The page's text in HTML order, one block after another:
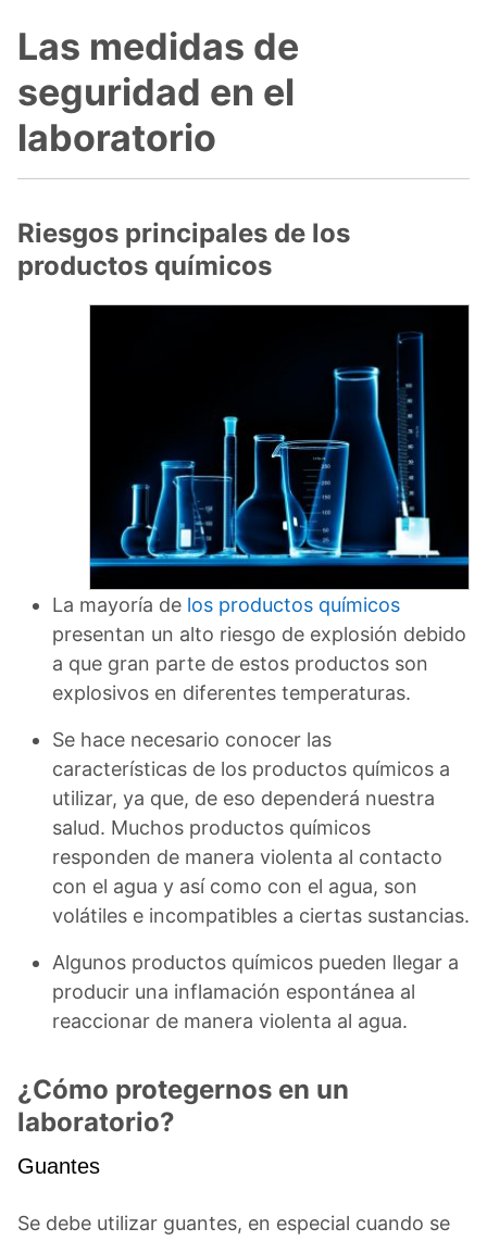
Las medidas de
seguridad en el
laboratorio
Riesgos principales de los
productos químicos
La mayoría de los productos químicos
presentan un alto riesgo de explosión debido
a que gran parte de estos productos son
explosivos en diferentes temperaturas.
Se hace necesario conocer las
características de los productos químicos a
utilizar, ya que, de eso dependerá nuestra
salud. Muchos productos químicos
responden de manera violenta al contacto
con el agua y así como con el agua, son
volátiles e incompatibles a ciertas sustancias.
Algunos productos químicos pueden llegar a
producir una inflamación espontánea al
reaccionar de manera violenta al agua.
¿Cómo protegernos en un
laboratorio?
Guantes
Se debe utilizar guantes, en especial cuando se